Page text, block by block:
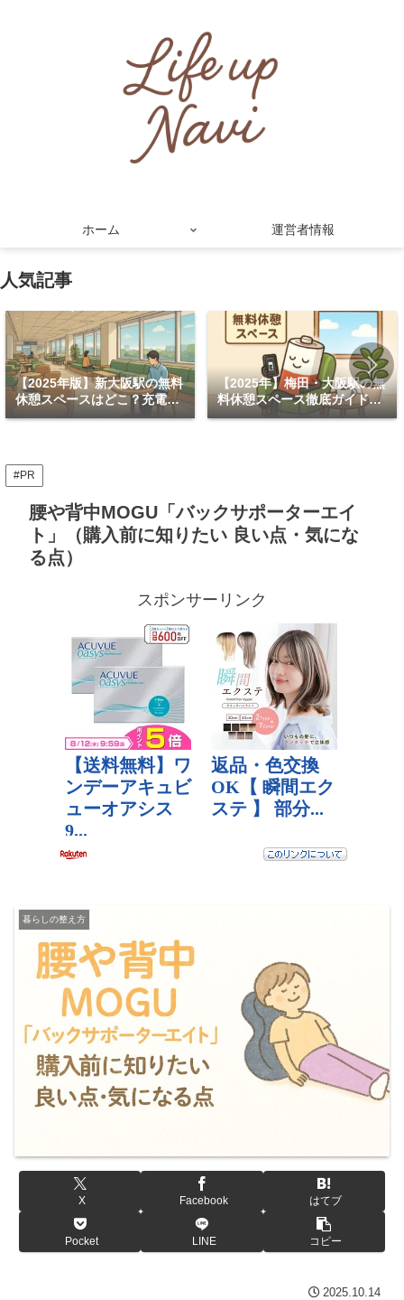
ホーム 運営者情報
人気記事
【2025年版】新大阪駅の無料
休憩スペースはどこ？充電・
PC作業OKな穴場7選
【2025年】梅田・大阪駅の無
料休憩スペース徹底ガイド！
座って休める穴場
#PR
腰や背中MOGU「バックサポーターエイ
ト」（購入前に知りたい 良い点・気にな
る点）
スポンサーリンク
暮らしの整え方
X Facebook はてブ
Pocket LINE コピー
2025.10.14